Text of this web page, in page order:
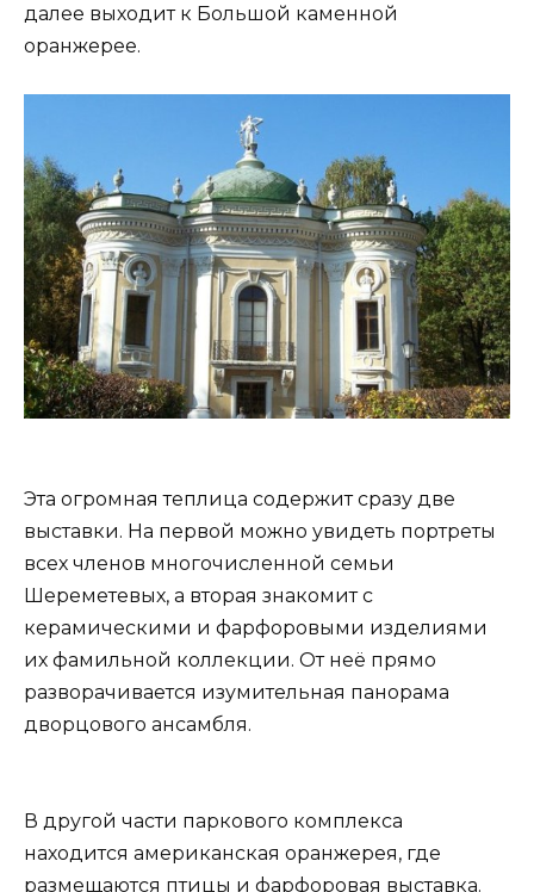
далее выходит к Большой каменной
оранжерее.
Эта огромная теплица содержит сразу две
выставки. На первой можно увидеть портреты
всех членов многочисленной семьи
Шереметевых, а вторая знакомит с
керамическими и фарфоровыми изделиями
их фамильной коллекции. От неё прямо
разворачивается изумительная панорама
дворцового ансамбля.
В другой части паркового комплекса
находится американская оранжерея, где
размещаются птицы и фарфоровая выставка.